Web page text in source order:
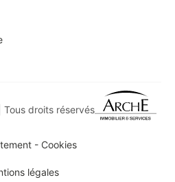
droits réservés
- Cookies
légales